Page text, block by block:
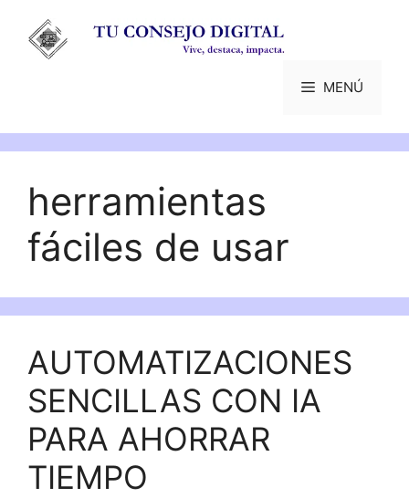
contenido
MENÚ
herramientas
fáciles de usar
AUTOMATIZACIONES
SENCILLAS CON IA
PARA AHORRAR
TIEMPO